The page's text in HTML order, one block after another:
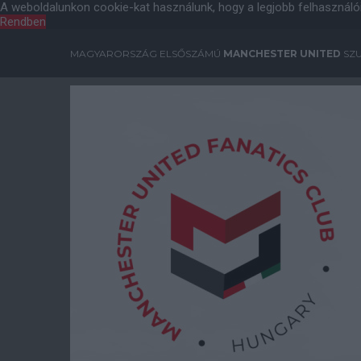
A weboldalunkon cookie-kat használunk, hogy a legjobb
Rendben
MAGYARORSZÁG ELSŐSZÁMÚ MANCHESTER UNITED